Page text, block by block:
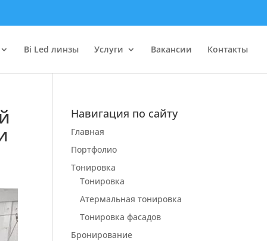
Bi Led линзы Услуги Вакансии Контакты
Навигация по сайту
Главная
Портфолио
Тонировка
Тонировка
Атермальная тонировка
Тонировка фасадов
Бронирование